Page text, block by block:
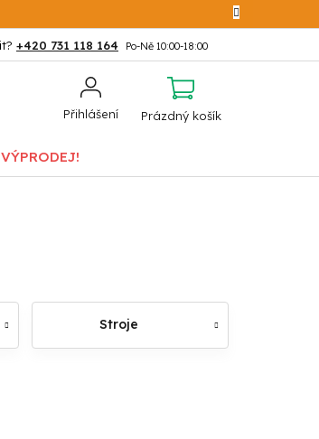
+420 731 118 164
Přihlášení
NÁKUPNÍ
Prázdný košík
VÝPRODEJ!
Stroje